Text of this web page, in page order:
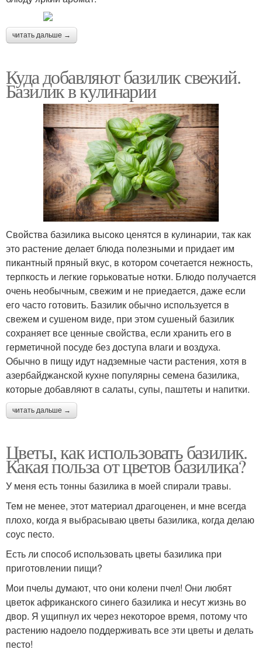
читать дальше →
Куда добавляют базилик свежий.
Базилик в кулинарии
Свойства базилика высоко ценятся в кулинарии, так как
это растение делает блюда полезными и придает им
пикантный пряный вкус, в котором сочетается нежность,
терпкость и легкие горьковатые нотки. Блюдо получается
очень необычным, свежим и не приедается, даже если
его часто готовить. Базилик обычно используется в
свежем и сушеном виде, при этом сушеный базилик
сохраняет все ценные свойства, если хранить его в
герметичной посуде без доступа влаги и воздуха.
Обычно в пищу идут надземные части растения, хотя в
азербайджанской кухне популярны семена базилика,
которые добавляют в салаты, супы, паштеты и напитки.
читать дальше →
Цветы, как использовать базилик.
Какая польза от цветов базилика?
У меня есть тонны базилика в моей спирали травы.
Тем не менее, этот материал драгоценен, и мне всегда
плохо, когда я выбрасываю цветы базилика, когда делаю
соус песто.
Есть ли способ использовать цветы базилика при
приготовлении пищи?
Мои пчелы думают, что они колени пчел! Они любят
цветок африканского синего базилика и несут жизнь во
двор. Я ущипнул их через некоторое время, потому что
растению надоело поддерживать все эти цветы и делать
песто!